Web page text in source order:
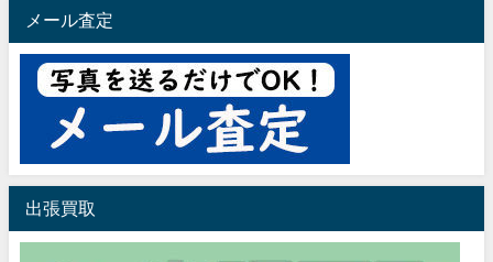
メール査定
出張買取